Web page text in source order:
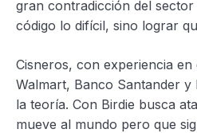
gran contradicción del
código lo difícil, sino lograr
Cisneros, con experiencia en
Walmart, Banco Santander y
la teoría. Con Birdie busca
mueve al mundo pero que